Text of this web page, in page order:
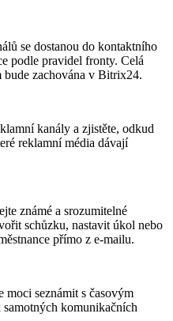
se dostanou do kontaktního
podle pravidel fronty. Celá
bude zachována v Bitrix24.
kanály a zjistěte, odkud
reklamní média dávají
známé a srozumitelné
schůzku, nastavit úkol nebo
přímo z e-mailu.
moci seznámit s časovým
komunikačních